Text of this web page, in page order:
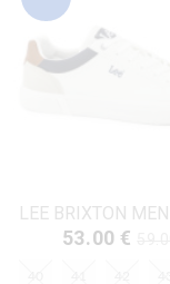
53.00 €